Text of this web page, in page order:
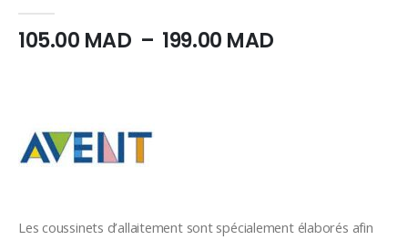
105.00 MAD – 199.00 MADPlage
Les coussinets d’allaitement sont spécialement élaborés afin